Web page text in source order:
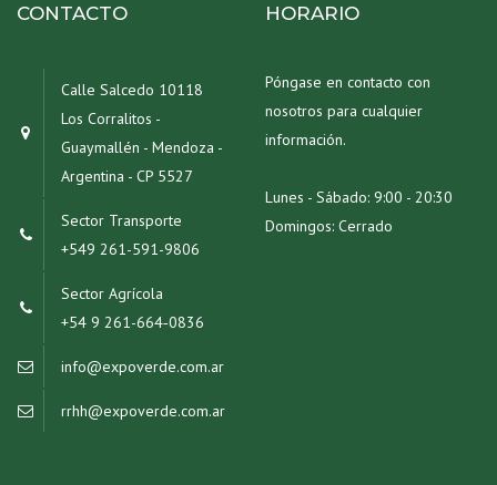
CONTACTO
Calle Salcedo 10118
Los Corralitos -
Guaymallén - Mendoza -
Argentina - CP 5527
Sector Transporte
+549 261-591-9806
Sector Agrícola
+54 9 261-664‑0836‬
info@expoverde.com.ar
rrhh@expoverde.com.ar
HORARIO
Póngase en contacto con
nosotros para cualquier
información.
Lunes - Sábado: 9:00 - 20:30
Domingos: Cerrado